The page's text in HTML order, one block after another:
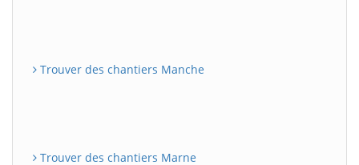
Trouver des chantiers Manche
Trouver des chantiers Marne